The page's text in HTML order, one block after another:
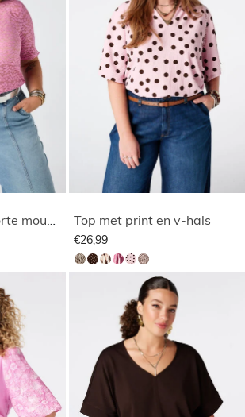
Kanten top met korte mouwen Top met print en v-hals
€26,99